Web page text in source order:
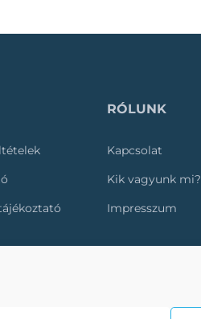
RÓLUNK
Kapcsolat
Kik vagyunk mi?
Impresszum